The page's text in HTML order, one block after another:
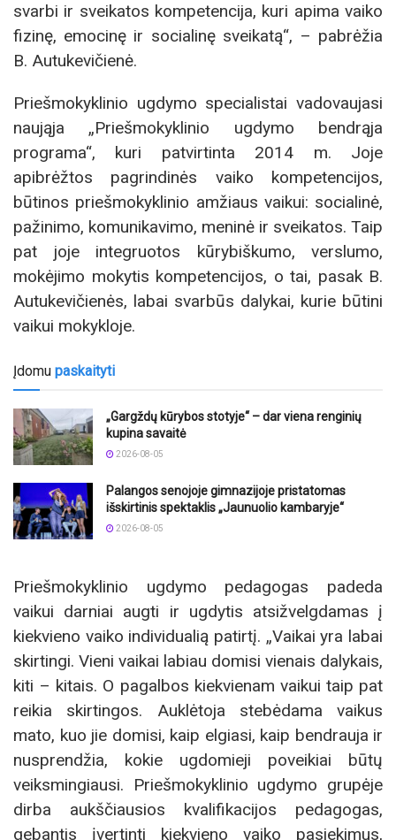
svarbi ir sveikatos kompetencija, kuri apima vaiko
fizinę, emocinę ir socialinę sveikatą“, – pabrėžia
B. Autukevičienė.
Priešmokyklinio ugdymo specialistai vadovaujasi
naująja „Priešmokyklinio ugdymo bendrąja
programa“, kuri patvirtinta 2014 m. Joje
apibrėžtos pagrindinės vaiko kompetencijos,
būtinos priešmokyklinio amžiaus vaikui: socialinė,
pažinimo, komunikavimo, meninė ir sveikatos. Taip
pat joje integruotos kūrybiškumo, verslumo,
mokėjimo mokytis kompetencijos, o tai, pasak B.
Autukevičienės, labai svarbūs dalykai, kurie būtini
vaikui mokykloje.
Įdomu paskaityti
„Gargždų kūrybos stotyje“ – dar viena renginių
kupina savaitė
2026-08-05
Palangos senojoje gimnazijoje pristatomas
išskirtinis spektaklis „Jaunuolio kambaryje“
2026-08-05
Priešmokyklinio ugdymo pedagogas padeda
vaikui darniai augti ir ugdytis atsižvelgdamas į
kiekvieno vaiko individualią patirtį. „Vaikai yra labai
skirtingi. Vieni vaikai labiau domisi vienais dalykais,
kiti – kitais. O pagalbos kiekvienam vaikui taip pat
reikia skirtingos. Auklėtoja stebėdama vaikus
mato, kuo jie domisi, kaip elgiasi, kaip bendrauja ir
nusprendžia, kokie ugdomieji poveikiai būtų
veiksmingiausi. Priešmokyklinio ugdymo grupėje
dirba aukščiausios kvalifikacijos pedagogas,
gebantis įvertinti kiekvieno vaiko pasiekimus,